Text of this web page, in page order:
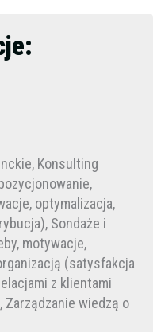
Konsulting
optymalizacja,
Sondaże i
motywacje,
(satysfakcja
z klientami
Zarządzanie wiedzą o